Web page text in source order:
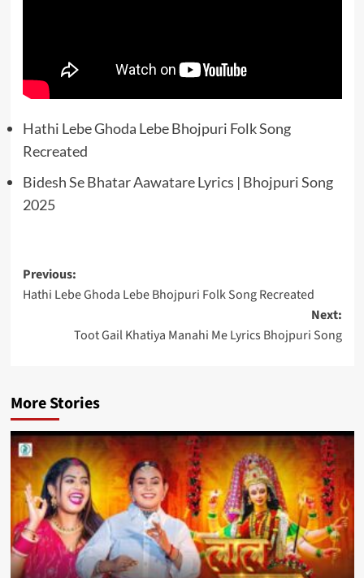
Hathi Lebe Ghoda Lebe Bhojpuri Folk Song
Recreated
Bidesh Se Bhatar Aawatare Lyrics | Bhojpuri Song
2025
Post
navigation
Previous:
Hathi Lebe Ghoda Lebe Bhojpuri Folk Song Recreated
Next:
Toot Gail Khatiya Manahi Me Lyrics Bhojpuri Song
More Stories